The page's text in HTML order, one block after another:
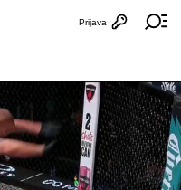
Otvori
Prijava